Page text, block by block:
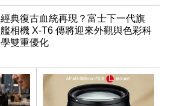
經典復古血統再現？富士下一代旗
艦相機 X-T6 傳將迎來外觀與色彩科
學雙重優化